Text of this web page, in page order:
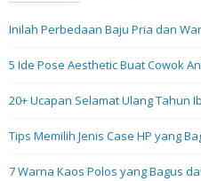
Inilah Perbedaan Baju Pria dan
5 Ide Pose Aesthetic Buat Cowok
20+ Ucapan Selamat Ulang Tahun
Tips Memilih Jenis Case HP yang
7 Warna Kaos Polos yang Bagus